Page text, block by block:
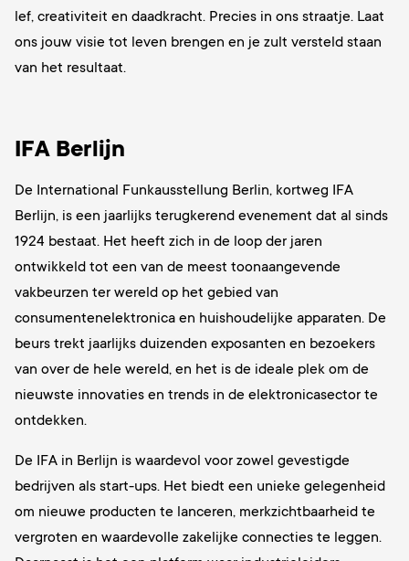
lef, creativiteit en daadkracht. Precies in ons straatje. Laat
ons jouw visie tot leven brengen en je zult versteld staan
van het resultaat.
IFA Berlijn
De International Funkausstellung Berlin, kortweg IFA
Berlijn, is een jaarlijks terugkerend evenement dat al sinds
1924 bestaat. Het heeft zich in de loop der jaren
ontwikkeld tot een van de meest toonaangevende
vakbeurzen ter wereld op het gebied van
consumentenelektronica en huishoudelijke apparaten. De
beurs trekt jaarlijks duizenden exposanten en bezoekers
van over de hele wereld, en het is de ideale plek om de
nieuwste innovaties en trends in de elektronicasector te
ontdekken.
De IFA in Berlijn is waardevol voor zowel gevestigde
bedrijven als start-ups. Het biedt een unieke gelegenheid
om nieuwe producten te lanceren, merkzichtbaarheid te
vergroten en waardevolle zakelijke connecties te leggen.